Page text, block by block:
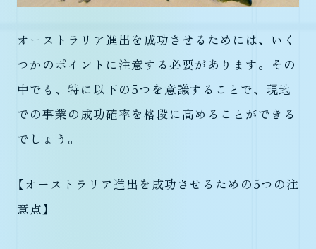
オーストラリア進出を成功させるためには、いく
つかのポイントに注意する必要があります。その
中でも、特に以下の5つを意識することで、現地
での事業の成功確率を格段に高めることができる
でしょう。
【オーストラリア進出を成功させるための5つの注
意点】